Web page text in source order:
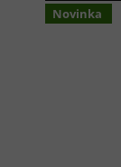
Novinka